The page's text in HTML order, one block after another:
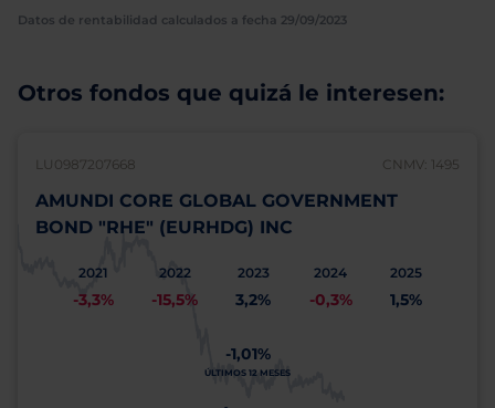
Datos de rentabilidad calculados a fecha 29/09/2023
Otros fondos que quizá le interesen:
LU0987207668 CNMV: 1495
AMUNDI CORE GLOBAL GOVERNMENT
BOND "RHE" (EURHDG) INC
2021
-3,3%
2022
-15,5%
2023
3,2%
2024
-0,3%
2025
1,5%
-1,01%
ÚLTIMOS 12 MESES